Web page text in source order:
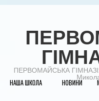
ПЕРВОМАЙСЬКА
НАША ШКОЛА НОВИНИ